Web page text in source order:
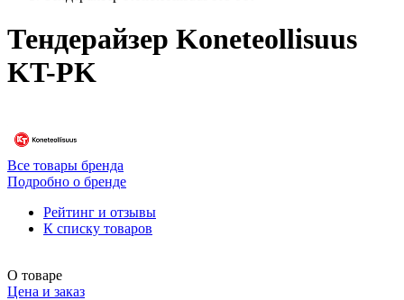
Тендерайзер Koneteollisuus
KT-PK
Все товары бренда
Подробно о бренде
Рейтинг и отзывы
К списку товаров
О товаре
Цена и заказ